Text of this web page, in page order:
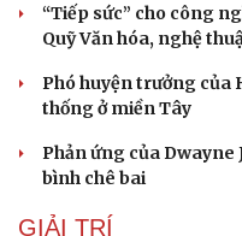
“Tiếp sức” cho công
Quỹ Văn hóa, nghệ
Phó huyện trưởng của
thống ở miền Tây
Phản ứng của
bình chê bai
GIẢI TRÍ